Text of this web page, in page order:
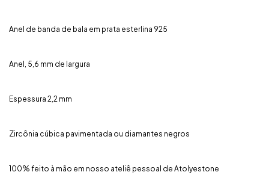
Anel de banda de bala em prata esterlina 925
Anel, 5,6 mm de largura
Espessura 2,2 mm
Zircônia cúbica pavimentada ou diamantes negros
100% feito à mão em nosso ateliê pessoal de Atolyestone